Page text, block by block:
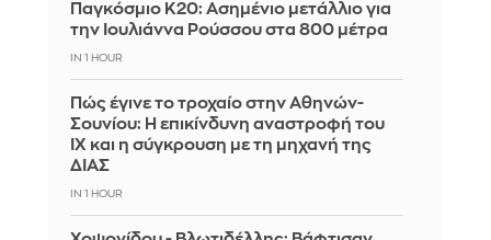
Παγκόσμιο Κ20: Ασημένιο μετάλλιο για
την Ιουλιάννα Ρούσσου στα 800 μέτρα
IN 1 HOUR
Πώς έγινε το τροχαίο στην Αθηνών-
Σουνίου: Η επικίνδυνη αναστροφή του
ΙΧ και η σύγκρουση με τη μηχανή της
ΔΙΑΣ
IN 1 HOUR